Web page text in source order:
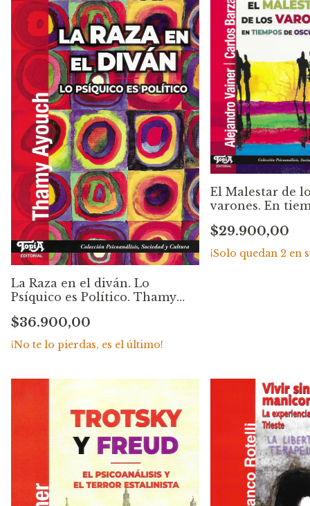
La Raza en el diván. Lo
Psíquico es Político. Thamy
$36.900,00
¡No te lo pierdas, es el último!
El Malestar de
varones. En
Alejandro
Carlos Barzani
$29.900,00
¡Solo quedan 2 en